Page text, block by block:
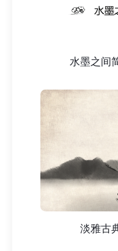
水墨之间
淡雅古